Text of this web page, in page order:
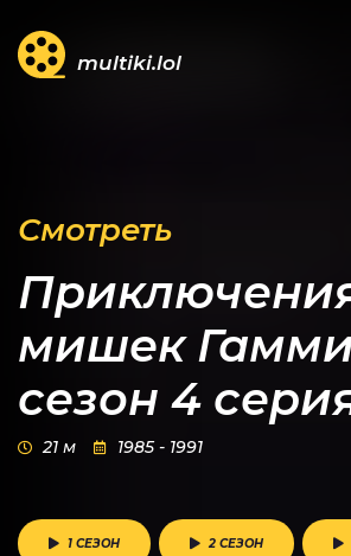
multiki.lol
Смотреть
мишек
сезон 4
21 м 1985 - 1991
1 СЕЗОН 2 СЕЗОН